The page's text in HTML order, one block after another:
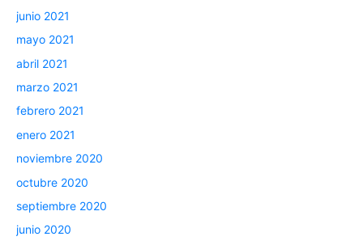
junio 2021
mayo 2021
abril 2021
marzo 2021
febrero 2021
enero 2021
noviembre 2020
octubre 2020
septiembre 2020
junio 2020